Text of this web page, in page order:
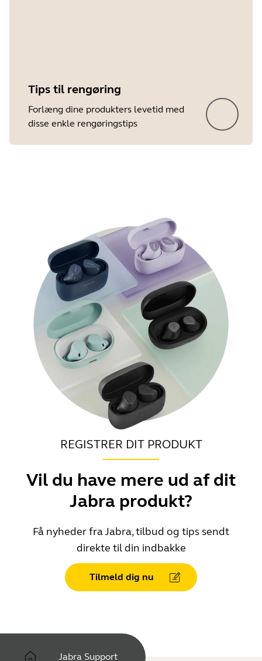
Tips til rengøring
Forlæng dine produkters levetid med
disse enkle rengøringstips
REGISTRER DIT PRODUKT
Vil du have mere ud af dit
Jabra produkt?
Få nyheder fra Jabra, tilbud og tips sendt
direkte til din indbakke
Tilmeld dig nu
Jabra Support